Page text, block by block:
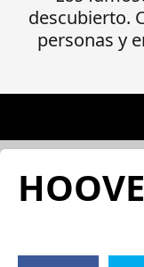
descubierto.
personas y